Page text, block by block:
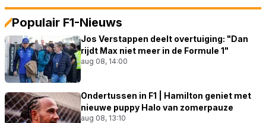
Populair F1-Nieuws
Jos Verstappen deelt overtuiging: "Dan
rijdt Max niet meer in de Formule 1"
aug 08, 14:00
Ondertussen in F1 | Hamilton geniet met
nieuwe puppy Halo van zomerpauze
aug 08, 13:10